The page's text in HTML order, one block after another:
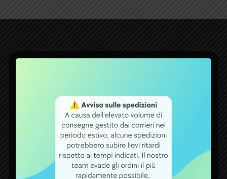
Dal 1971 la ditta ACCUMULATORI
GIDI opera nel settore delle batterie.
Un bel traguardo raggiunto, che
premia tutti coloro che con fiducia si
rivolgono a noi per qualsiasi esigenza
attinente a batterie, carica batterie,
alimentatori ed accumulatori.